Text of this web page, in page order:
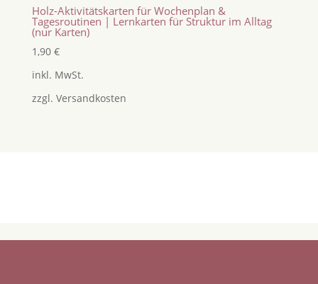
Holz-Aktivitätskarten für Wochenplan &
Tagesroutinen | Lernkarten für Struktur im Alltag
(nur Karten)
1,90 €
inkl. MwSt.
zzgl. Versandkosten